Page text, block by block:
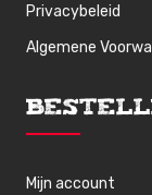
Privacybeleid
Algemene
Mijn account